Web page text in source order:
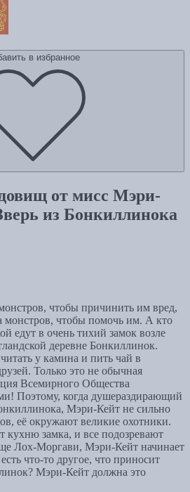
в избранное
от мисс Мэри-
из Бонкиллинока
чтобы причинить им вред,
монстров, чтобы помочь им. А кто
едут в очень тихий замок возле
деревне Бонкиллинок.
у камина и пить чай в
Только это не обычная
Всемирного Общества
Поэтому, когда душераздирающий
Мэри-Кейт не сильно
её окружают великие охотники.
кухню замка, и все подозревают
Лох-Моргави, Мэри-Кейт начинает
что-то другое, что приносит
Мэри-Кейт должна это